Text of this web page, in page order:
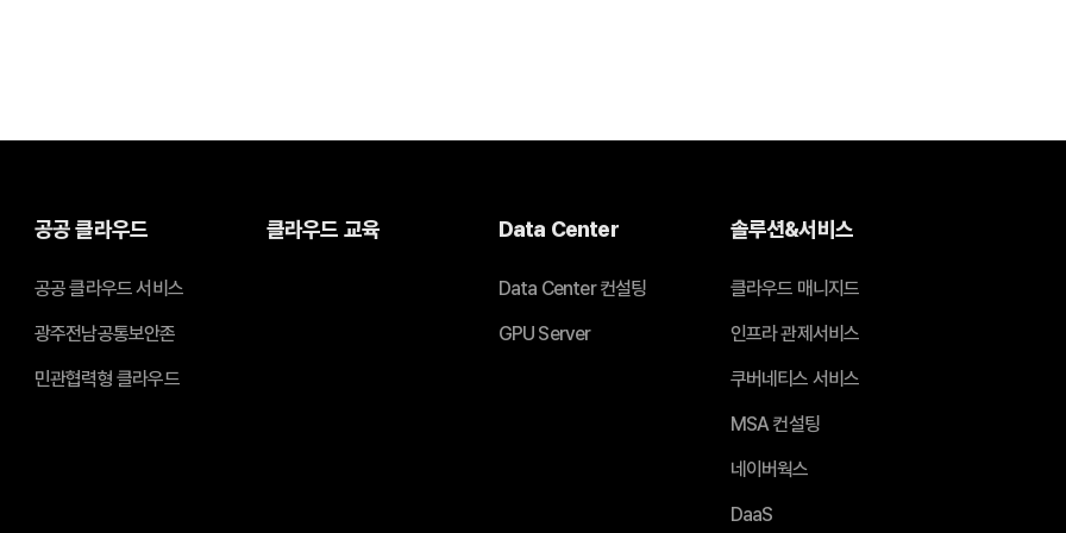
공공 클라우드
공공 클라우드 서비스
광주전남공통보안존
민관협력형 클라우드
클라우드 교육 Data Center
Data Center 컨설팅
GPU Server
솔루션&서비스
클라우드 매니지드
인프라 관제서비스
쿠버네티스 서비스
MSA 컨설팅
네이버웍스
DaaS